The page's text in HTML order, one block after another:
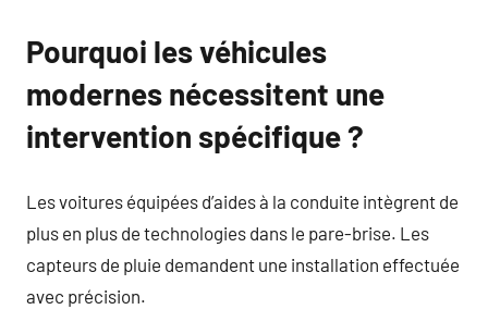
Pourquoi les véhicules
modernes nécessitent une
intervention spécifique ?
Les voitures équipées d’aides à la conduite intègrent de
plus en plus de technologies dans le pare-brise. Les
capteurs de pluie demandent une installation effectuée
avec précision.